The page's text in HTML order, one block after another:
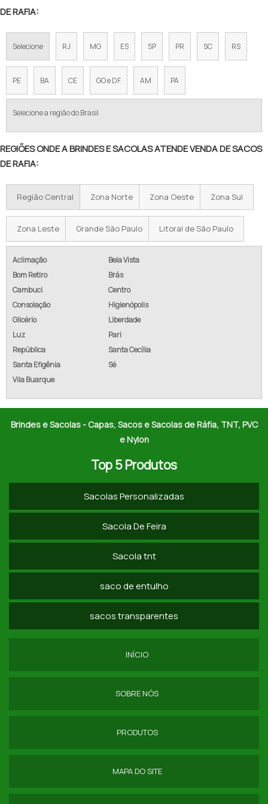
TECIDO RÁFIA PARA SACOLAS
SACOLAS DE RÁFIA EM SP
SACOLA DE RAFIA PARA CESTA BÁSICA
SACOLA DE RAFIA COM ZÍPER
SACOLA DE RAFIA COM ALÇA
SACOLA DE RAFIA PRONTA ENTREGA
SACOLA DE RAFIA VAREJO
SACOLAS DE RÁFIA COMPRAR
PREÇO DE SACOLA DE RÁFIA
EMPRESAS DE SACOLAS DE RÁFIA
VENDA DE SACOLAS DE RÁFIA
COTAR SACOLAS DE RÁFIA
COMPRAR SACOLAS DE RÁFIA
SACO RÁFIA PARA ENTULHO
SACOLA DE RÁFIA LAMINADA PERSONALIZADA
SACOLAS ECOLÓGICAS RÁFIA
COMPRAR SACO DE RAFIA SP
SACOLA DE RAFIA COM ALÇA PREÇO
SACOLA RAFIA GRANDE SP
COMPRA DE SACOS LAMINADOS
SACOLAS ECOBAG
SACOLAS PLÁSTICAS
DE RAFIA:
Selecione RJ MG ES SP PR SC RS
PE BA CE GO e DF AM PA
Selecione a região do Brasil
REGIÕES ONDE A BRINDES E SACOLAS ATENDE VENDA DE SACOS
DE RAFIA:
Região Central Zona Norte Zona Oeste Zona Sul
Zona Leste Grande São Paulo Litoral de São Paulo
Aclimação
Bela Vista
Bom Retiro
Brás
Cambuci
Centro
Consolação
Higienópolis
Glicério
Liberdade
Luz
Pari
República
Santa Cecília
Santa Efigênia
Sé
Vila Buarque
Brindes e Sacolas - Capas, Sacos e Sacolas de Ráfia, TNT, PVC
e Nylon
Top 5 Produtos
Sacolas Personalizadas
Sacola De Feira
Sacola tnt
saco de entulho
sacos transparentes
INÍCIO
SOBRE NÓS
PRODUTOS
MAPA DO SITE